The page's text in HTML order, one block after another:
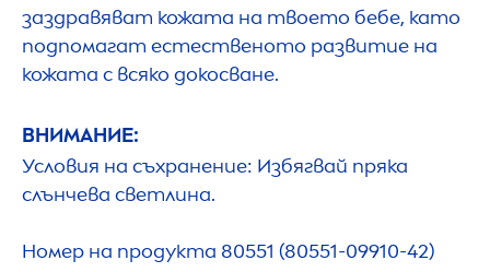
заздравяват кожата на твоето бебе, като
подпомагат естественото развитие на
кожата с всяко докосване.
ВНИМАНИЕ:
Условия на съхранение: Избягвай пряка
слънчева светлина.
Номер на продукта 80551 (80551-09910-42)